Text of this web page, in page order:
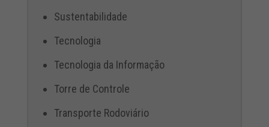
Sustentabilidade
Tecnologia
Tecnologia da Informação
Torre de Controle
Transporte Rodoviário